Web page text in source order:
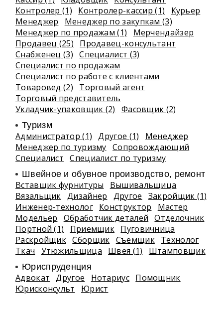
Контролер (1)
Контролер-кассир (1)
Курьер
Менеджер
Менеджер по закупкам (3)
Менеджер по продажам (1)
Мерчендайзер
Продавец (25)
Продавец-консультант
Снабженец (3)
Специалист (3)
Специалист по продажам
Специалист по работе с клиентами
Товаровед (2)
Торговый агент
Торговый представитель
Укладчик-упаковщик (2)
Фасовщик (2)
Туризм
Администратор (1) Другое (1)
Менеджер
Менеджер по туризму Сопровождающий
Специалист
Специалист по туризму
Швейное и обувное производство, ремонт
Вставщик фурнитуры
Вышивальщица
Вязальщик Дизайнер Другое
Закройщик (1)
Инженер-технолог Конструктор
Мастер
Модельер
Обработчик деталей
Отделочник
Портной (1)
Приемщик Пуговичница
Раскройщик Сборщик Съемщик Технолог
Ткач
Утюжильщица Швея (1) Штамповщик
Юриспруденция
Адвокат Другое Нотариус Помощник
Юрисконсульт
Юрист